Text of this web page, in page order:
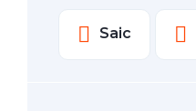
Saic